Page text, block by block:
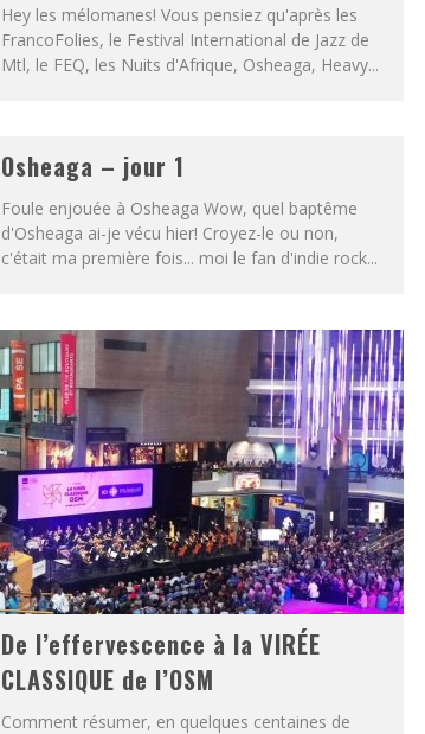
Hey les mélomanes! Vous pensiez qu'après les
FrancoFolies, le Festival International de Jazz de
Mtl, le FEQ, les Nuits d'Afrique, Osheaga, Heavy...
Osheaga – jour 1
Foule enjouée à Osheaga Wow, quel baptême
d'Osheaga ai-je vécu hier! Croyez-le ou non,
c'était ma première fois... moi le fan d'indie rock...
De l’effervescence à la VIRÉE
CLASSIQUE de l’OSM
Comment résumer, en quelques centaines de